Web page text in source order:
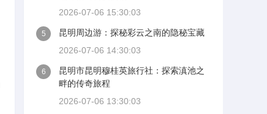
2026-07-06 15:30:03
5
昆明周边游：探秘彩云之南的隐秘宝藏
2026-07-06 14:30:03
6
昆明市昆明穆桂英旅行社：探索滇池之
畔的传奇旅程
2026-07-06 13:30:03